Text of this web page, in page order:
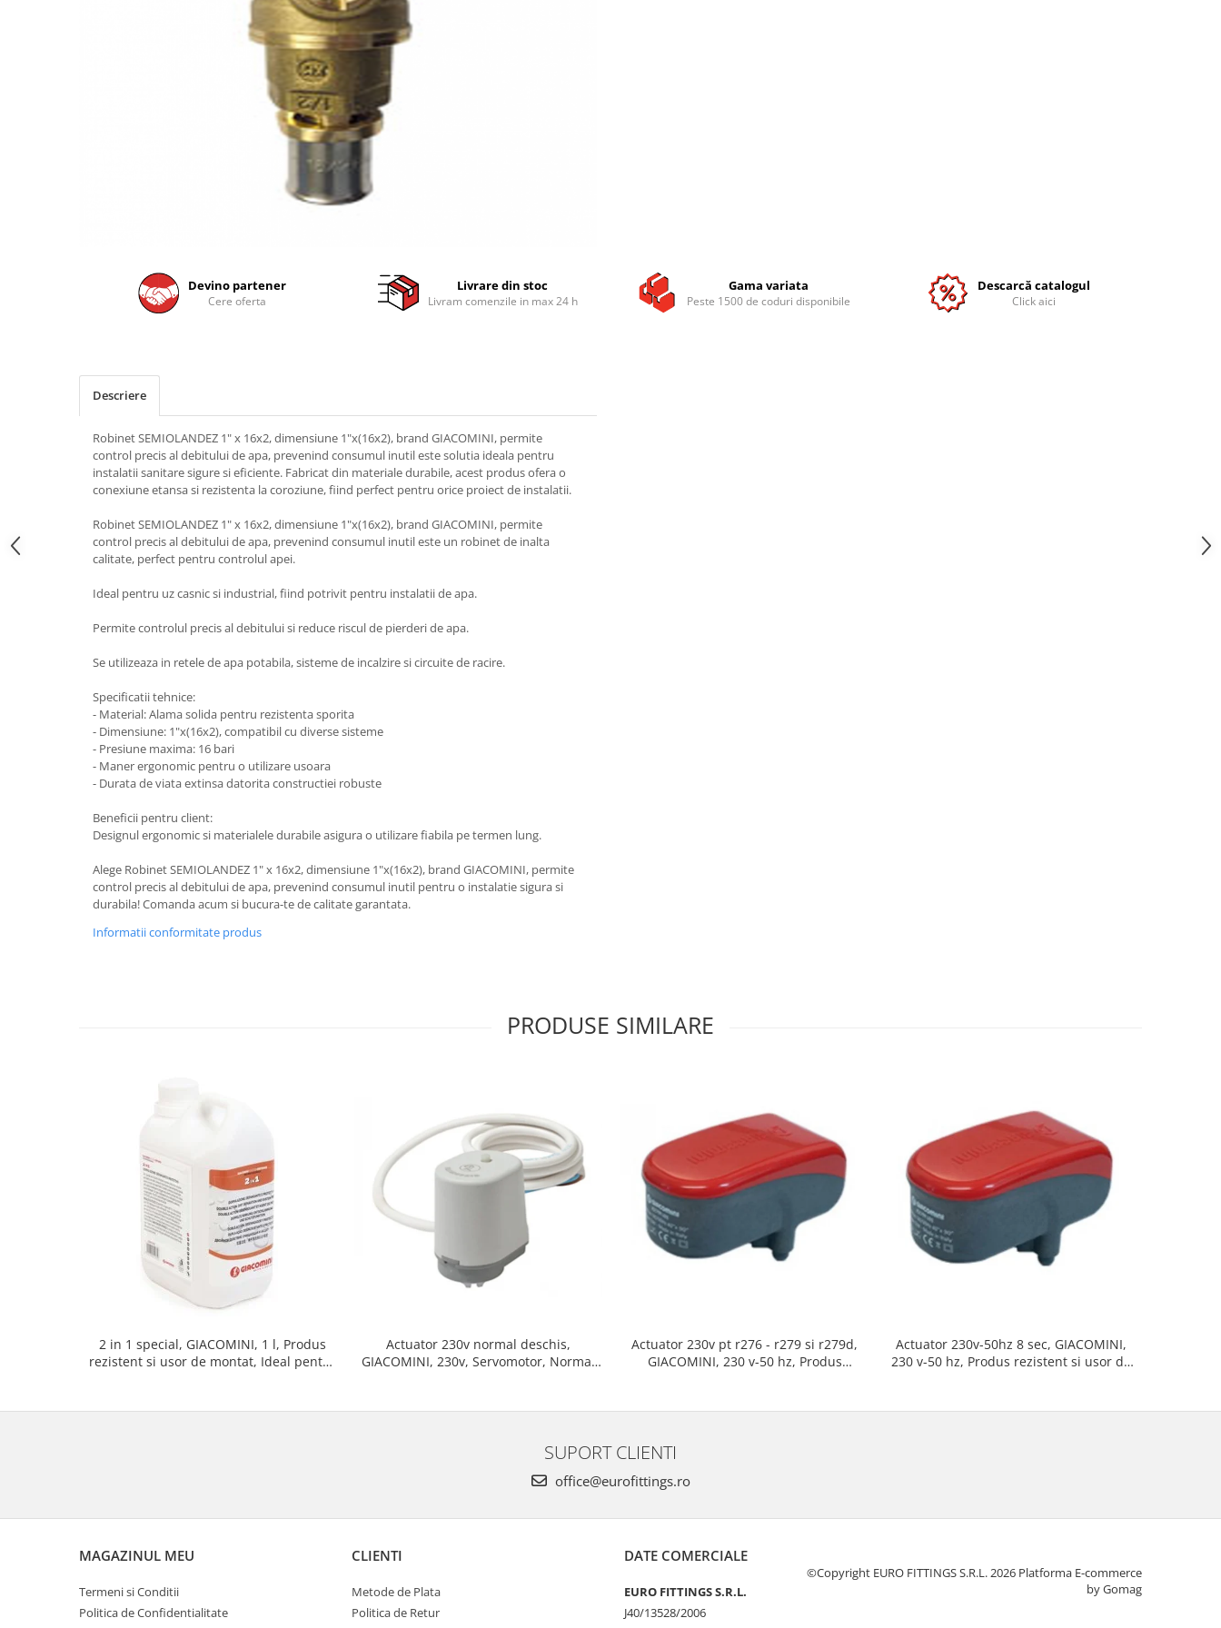
Devino partener
Cere oferta
Livrare din stoc
Livram comenzile in max 24 h
Gama variata
Peste 1500 de coduri disponibile
Descarcă catalogul
Click aici
Descriere
Robinet SEMIOLANDEZ 1" x 16x2, dimensiune 1"x(16x2), brand GIACOMINI, permite
control precis al debitului de apa, prevenind consumul inutil este solutia ideala pentru
instalatii sanitare sigure si eficiente. Fabricat din materiale durabile, acest produs ofera o
conexiune etansa si rezistenta la coroziune, fiind perfect pentru orice proiect de instalatii.
Robinet SEMIOLANDEZ 1" x 16x2, dimensiune 1"x(16x2), brand GIACOMINI, permite
control precis al debitului de apa, prevenind consumul inutil este un robinet de inalta
calitate, perfect pentru controlul apei.
Ideal pentru uz casnic si industrial, fiind potrivit pentru instalatii de apa.
Permite controlul precis al debitului si reduce riscul de pierderi de apa.
Se utilizeaza in retele de apa potabila, sisteme de incalzire si circuite de racire.
Specificatii tehnice:
- Material: Alama solida pentru rezistenta sporita
- Dimensiune: 1"x(16x2), compatibil cu diverse sisteme
- Presiune maxima: 16 bari
- Maner ergonomic pentru o utilizare usoara
- Durata de viata extinsa datorita constructiei robuste
Beneficii pentru client:
Designul ergonomic si materialele durabile asigura o utilizare fiabila pe termen lung.
Alege Robinet SEMIOLANDEZ 1" x 16x2, dimensiune 1"x(16x2), brand GIACOMINI, permite
control precis al debitului de apa, prevenind consumul inutil pentru o instalatie sigura si
durabila! Comanda acum si bucura-te de calitate garantata.
Informatii conformitate produs
PRODUSE SIMILARE
2 in 1 special, GIACOMINI, 1 l, Produs
rezistent si usor de montat, Ideal pentru
Actuator 230v normal deschis,
GIACOMINI, 230v, Servomotor, Normal
Actuator 230v pt r276 - r279 si r279d,
GIACOMINI, 230 v-50 hz, Produs
Actuator 230v-50hz 8 sec, GIACOMINI,
230 v-50 hz, Produs rezistent si usor de
SUPORT CLIENTI
office@eurofittings.ro
MAGAZINUL MEU
Termeni si Conditii
Politica de Confidentialitate
CLIENTI
Metode de Plata
Politica de Retur
DATE COMERCIALE
EURO FITTINGS S.R.L.
J40/13528/2006
©Copyright EURO FITTINGS S.R.L. 2026 Platforma E-commerce
by Gomag